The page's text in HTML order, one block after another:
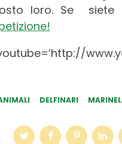
loro. Se siete
DELFINARI